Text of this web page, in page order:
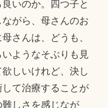
いのか。四つ子と
がら、母さんのお
さんは、どうも、
ようなそぶりも見
しいけれど、決し
て治療することが
しさを感じなが